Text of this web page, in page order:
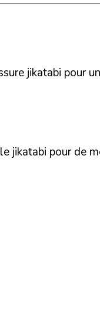
jikatabi pour
jikatabi pour de